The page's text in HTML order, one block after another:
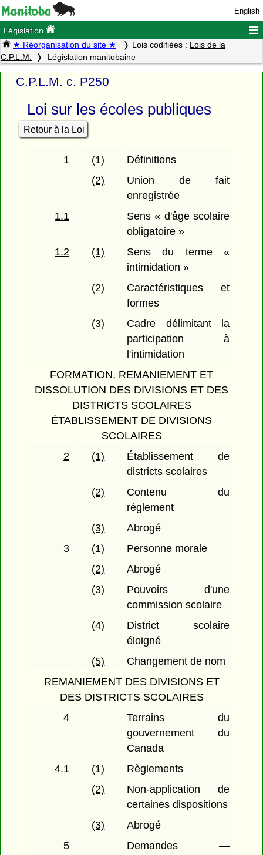
English
Législation ≡
★ Réorganisation du site ★ Lois codifiées : Lois de la
C.P.L.M.
Législation manitobaine
C.P.L.M. c. P250
Loi sur les écoles publiques
Retour à la Loi
1 (1)
Définitions
(2)
Union de fait
enregistrée
1.1
Sens « d'âge scolaire
obligatoire »
1.2
(1)
Sens du terme «
intimidation »
(2)
Caractéristiques et
formes
(3)
Cadre délimitant la
participation à
l'intimidation
FORMATION, REMANIEMENT ET
DISSOLUTION DES DIVISIONS ET DES
DISTRICTS SCOLAIRES
ÉTABLISSEMENT DE DIVISIONS
SCOLAIRES
2
(1)
Établissement de
districts scolaires
(2)
Contenu du
règlement
(3)
Abrogé
3
(1)
Personne morale
(2)
Abrogé
(3)
Pouvoirs d'une
commission scolaire
(4)
District scolaire
éloigné
(5)
Changement de nom
REMANIEMENT DES DIVISIONS ET
DES DISTRICTS SCOLAIRES
4
Terrains du
gouvernement du
Canada
4.1
(1)
Règlements
(2)
Non-application de
certaines dispositions
(3)
Abrogé
5
Demandes —